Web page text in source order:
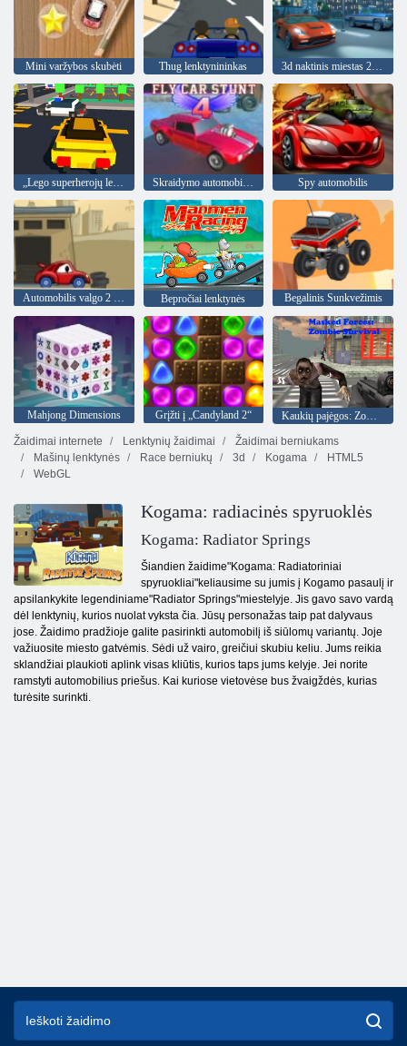
Mini varžybos skubėti Thug lenktynininkas 3d naktinis miestas 2 žaidėjų lenktynės
Skraidymo automobilių kaskadininkas 4 Spy automobilis
Automobilis valgo 2 automobilį Bepročiai lenktynės Begalinis Sunkvežimis
Mahjong Dimensions Grįžti į „Candyland 2“
Kaukių pajėgos: Zombie Survival
Žaidimai internete
Lenktynių žaidimai
Žaidimai berniukams
Mašinų lenktynės
Race berniukų 3d Kogama
HTML5
WebGL
Kogama: radiacinės spyruoklės
Kogama: Radiator Springs
Šiandien žaidime"Kogama: Radiatoriniai
spyruokliai"keliausime su jumis į Kogamo pasaulį ir
apsilankykite legendiniame"Radiator Springs"miestelyje. Jis gavo savo vardą
dėl lenktynių, kurios nuolat vyksta čia. Jūsų personažas taip pat dalyvaus
jose. Žaidimo pradžioje galite pasirinkti automobilį iš siūlomų variantų. Joje
važiuosite miesto gatvėmis. Sėdi už vairo, greičiui skubiu keliu. Jums reikia
sklandžiai plaukioti aplink visas kliūtis, kurios taps jums kelyje. Jei norite
ramstyti automobilius priešus. Kai kuriose vietovėse bus žvaigždės, kurias
turėsite surinkti.